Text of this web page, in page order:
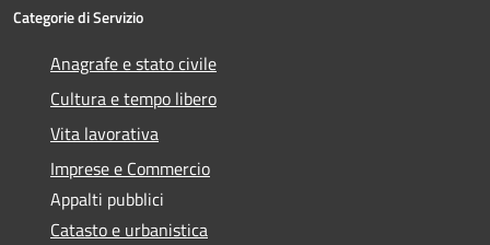
Categorie di Servizio
Anagrafe e stato civile
Cultura e tempo libero
Vita lavorativa
Imprese e Commercio
Appalti pubblici
Catasto e urbanistica